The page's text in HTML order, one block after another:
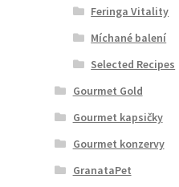
Feringa Vitality
Míchané balení
Selected Recipes
Gourmet Gold
Gourmet kapsičky
Gourmet konzervy
GranataPet